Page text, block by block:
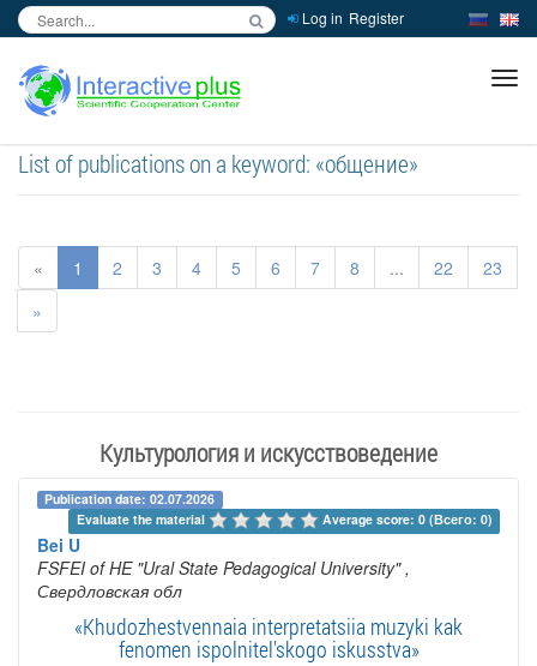
Log in Register
List of publications on a keyword: «общение»
« 1 2 3 4 5 6 7 8 ... 22
23
»
Культурология и искусствоведение
Publication date: 02.07.2026
Evaluate the material
Average score: 0 (Всего: 0)
Bei U
FSFEI of HE "Ural State Pedagogical University" ,
Свердловская обл
«Khudozhestvennaia interpretatsiia muzyki kak
fenomen ispolnitel'skogo iskusstva»